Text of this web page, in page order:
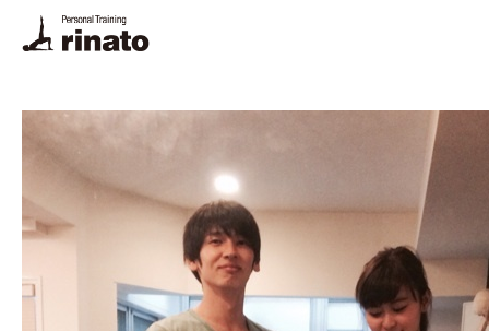
ご予約・お問合せ